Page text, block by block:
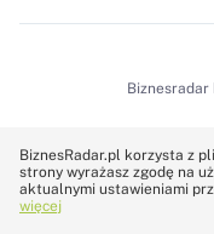
Biznesradar
#WIELTON
BiznesRadar.pl korzysta z
strony wyrażasz zgodę na
aktualnymi ustawieniami
więcej